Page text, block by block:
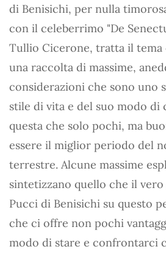
di Benisichi, per nulla
con il celeberrimo "De
Tullio Cicerone, tratta il tema
una raccolta di massime,
considerazioni che sono uno
stile di vita e del suo modo
questa che solo pochi, ma
essere il miglior periodo del
terrestre. Alcune massime
sintetizzano quello che il
Pucci di Benisichi su questo
che ci offre non pochi
modo di stare e confrontarci